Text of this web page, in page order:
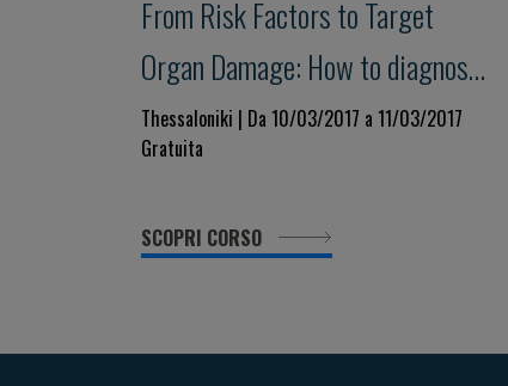
From Risk Factors to Target
Organ Damage: How to diagnose,
how to treat
Thessaloniki | Da 10/03/2017 a 11/03/2017
Gratuita
SCOPRI CORSO